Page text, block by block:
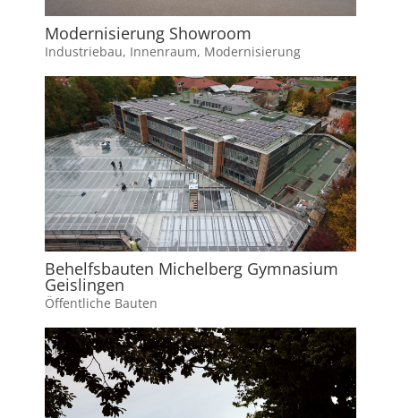
Modernisierung Showroom
Industriebau, Innenraum, Modernisierung
Behelfsbauten Michelberg Gymnasium
Geislingen
Öffentliche Bauten